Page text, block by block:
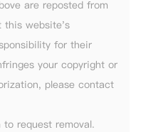
are reposted from
this website's
for their
your copyright or
please contact
to request removal.